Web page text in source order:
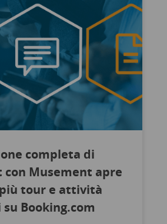
completa di
con Musement apre
tour e attività
Booking.com